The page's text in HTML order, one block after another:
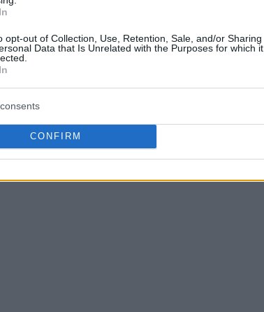
opt-out of Collection, Use, Retention, Sale, and/or Sharing
Data that Is Unrelated with the Purposes for which it
CONFIRM
κατά μέσο όρο.
Γιώργου Καλαϊτζάκη